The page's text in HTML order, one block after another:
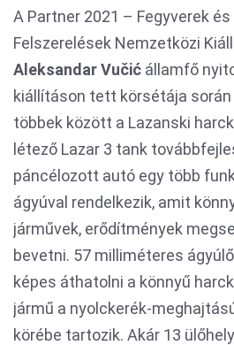
A Partner 2021 – Fegyverek
Felszerelések Nemzetközi
Aleksandar Vučić államfő
kiállításon tett körsétája
többek között a Lazanski
létező Lazar 3 tank
páncélozott autó egy több
ágyúval rendelkezik, amit
járművek, erődítmények
bevetni. 57 milliméteres
képes áthatolni a könnyű
jármű a nyolckerék-
körébe tartozik. Akár 13